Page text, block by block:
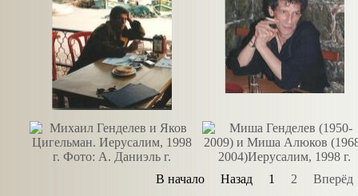
В начало Назад 1 2 Вперёд